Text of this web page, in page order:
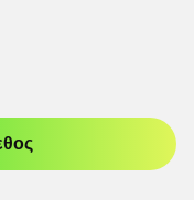
να εγγραφείτε ως